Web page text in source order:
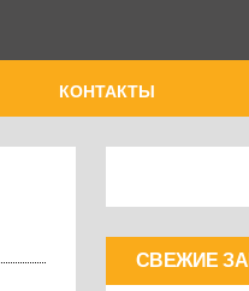
КОНТАКТЫ
СВЕЖИЕ